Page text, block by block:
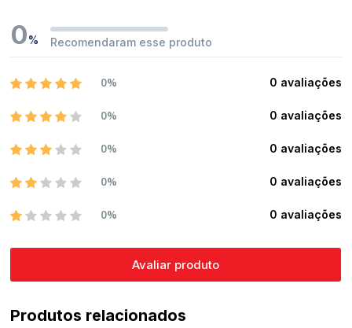
0% Recomendaram esse produto
0% 0 avaliações
0% 0 avaliações
0% 0 avaliações
0% 0 avaliações
0% 0 avaliações
Avaliar produto
Produtos relacionados